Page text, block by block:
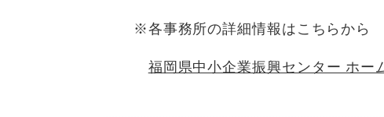
※各事務所の詳細情報はこちらから
福岡県中小企業振興センター ホー